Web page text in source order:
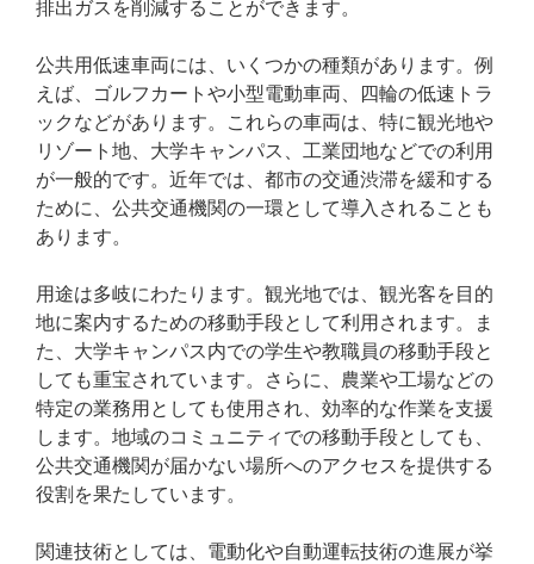
排出ガスを削減することができます。
公共用低速車両には、いくつかの種類があります。例
えば、ゴルフカートや小型電動車両、四輪の低速トラ
ックなどがあります。これらの車両は、特に観光地や
リゾート地、大学キャンパス、工業団地などでの利用
が一般的です。近年では、都市の交通渋滞を緩和する
ために、公共交通機関の一環として導入されることも
あります。
用途は多岐にわたります。観光地では、観光客を目的
地に案内するための移動手段として利用されます。ま
た、大学キャンパス内での学生や教職員の移動手段と
しても重宝されています。さらに、農業や工場などの
特定の業務用としても使用され、効率的な作業を支援
します。地域のコミュニティでの移動手段としても、
公共交通機関が届かない場所へのアクセスを提供する
役割を果たしています。
関連技術としては、電動化や自動運転技術の進展が挙